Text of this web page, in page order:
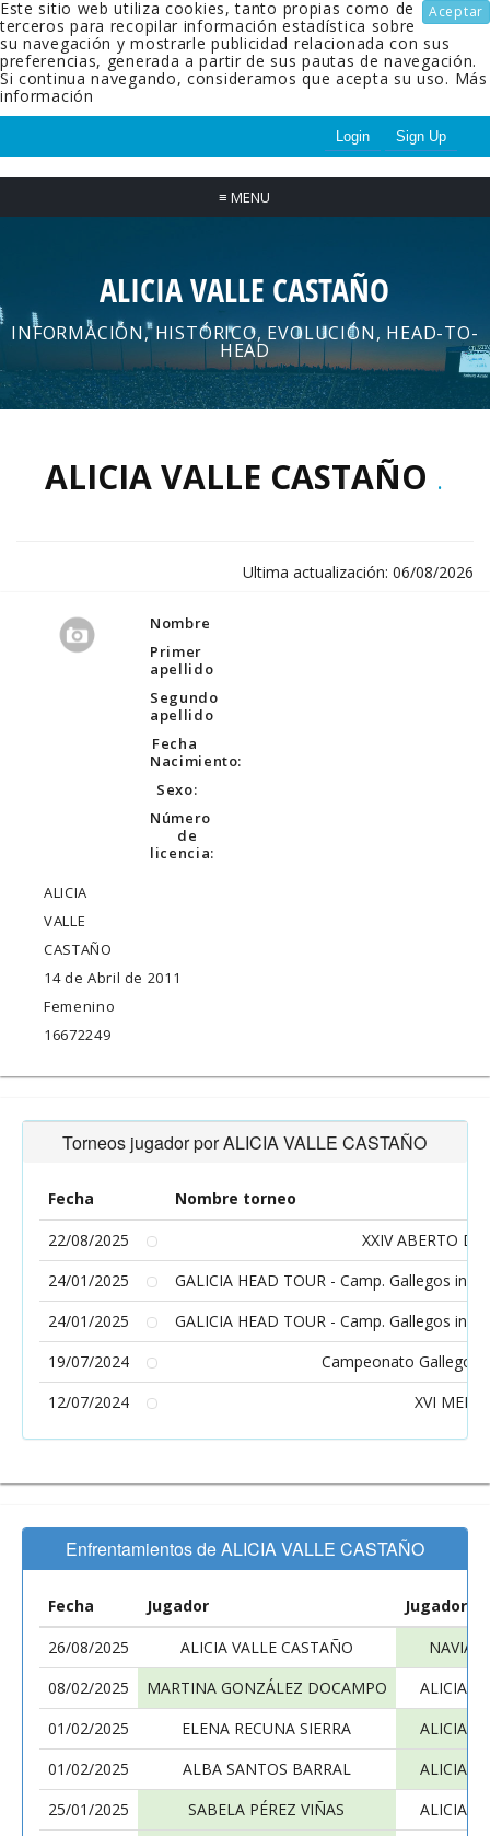
Aceptar
Este sitio web utiliza cookies, tanto propias como de
terceros para recopilar información estadística sobre
su navegación y mostrarle publicidad relacionada con sus
preferencias, generada a partir de sus pautas de navegación.
Si continua navegando, consideramos que acepta su uso. Más
información
Login Sign Up
≡ MENU
ALICIA VALLE CASTAÑO
INFORMACIÓN, HISTÓRICO, EVOLUCIÓN, HEAD-TO-
HEAD
ALICIA VALLE CASTAÑO .
Ultima actualización: 06/08/2026
Nombre
Primer
apellido
Segundo
apellido
Fecha
Nacimiento:
Sexo:
Número
de
licencia:
ALICIA
VALLE
CASTAÑO
14 de Abril de 2011
Femenino
16672249
Torneos jugador por ALICIA VALLE CASTAÑO
Fecha
Nombre torneo
22/08/2025
XXIV ABERTO
24/01/2025
GALICIA HEAD TOUR - Camp. Gallegos
24/01/2025
GALICIA HEAD TOUR - Camp. Gallegos
19/07/2024
Campeonato Gallego
12/07/2024
XVI
Enfrentamientos de ALICIA VALLE CASTAÑO
Fecha Jugador
Jugador
26/08/2025
ALICIA VALLE CASTAÑO
NAVIA
08/02/2025
MARTINA GONZÁLEZ DOCAMPO
ALICIA
01/02/2025
ELENA RECUNA SIERRA
ALICIA
01/02/2025
ALBA SANTOS BARRAL
ALICIA
25/01/2025
SABELA PÉREZ VIÑAS
ALICIA